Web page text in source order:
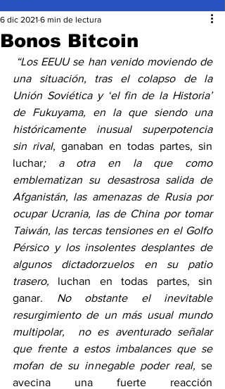
Bonos Bitcoin
6 dic 2021 6 min de lectura
una situación, tras el colapso de la
Unión Soviética y ‘el fin de la Historia’
de Fukuyama, en la que siendo una
históricamente inusual superpotencia
sin rival, ganaban en todas partes, sin
luchar; a otra en la que como
emblematizan su desastrosa salida de
Afganistán, las amenazas de Rusia por
ocupar Ucrania, las de China por tomar
Taiwán, las tercas tensiones en el Golfo
Pérsico y los insolentes desplantes de
algunos dictadorzuelos en su patio
trasero, luchan en todas partes, sin
ganar. No obstante el inevitable
resurgimiento de un más usual mundo
multipolar,  no es aventurado señalar
que frente a estos imbalances que se
mofan de su innegable poder real, se
avecina una fuerte reacción